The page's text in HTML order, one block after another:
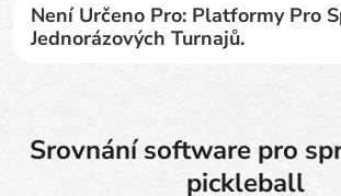
Není Určeno Pro: Platformy Pro
Jednorázových Turnajů.
Srovnání software pro
pickleball